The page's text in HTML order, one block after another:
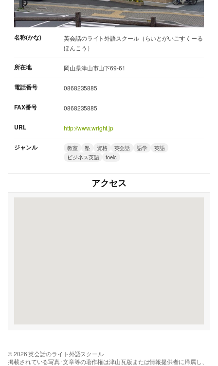
名称(かな)
英会話のライト外語スクール（らいとがいごすくーる
ほんこう）
所在地 岡山県津山市山下69-61
電話番号 0868235885
FAX番号 0868235885
URL http://www.wright.jp
ジャンル 教室 塾 資格 英会話 語学
英語
ビジネス英語
toeic
アクセス
© 2026 英会話のライト外語スクール
掲載されている写真･文章等の著作権は津山瓦版または情報提供者に帰属し、